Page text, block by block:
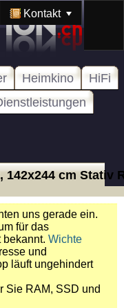
Kontakt
Heimkino
HiFi
142x244 cm Stativ
uns gerade ein.
für das
bekannt. Wichte
und
läuft ungehindert
Sie RAM, SSD und